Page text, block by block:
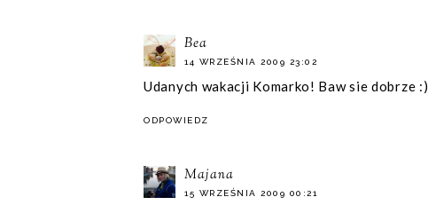
Bea
14 WRZEŚNIA 2009 23:02
Udanych wakacji Komarko! Baw sie dobrze :)
ODPOWIEDZ
Majana
15 WRZEŚNIA 2009 00:21